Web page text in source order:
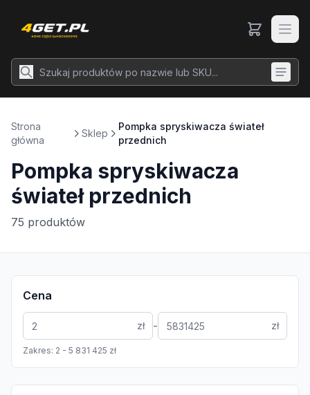
Strona
główna
Sklep
Pompka spryskiwacza świateł
przednich
Pompka spryskiwacza
świateł przednich
75 produktów
Cena
zł - zł
Zakres: 2 - 5 831 425 zł